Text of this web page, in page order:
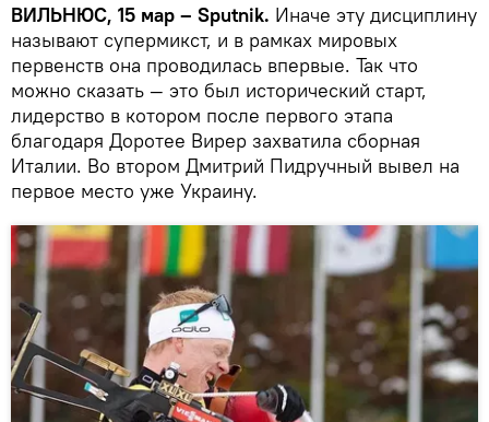
ВИЛЬНЮС, 15 мар – Sputnik. Иначе эту дисциплину
называют супермикст, и в рамках мировых
первенств она проводилась впервые. Так что
можно сказать — это был исторический старт,
лидерство в котором после первого этапа
благодаря Доротее Вирер захватила сборная
Италии. Во втором Дмитрий Пидручный вывел на
первое место уже Украину.